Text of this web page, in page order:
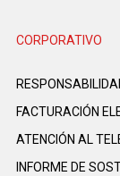
CORPORATIVO
FACTURACIÓN
ATENCIÓN AL
INFORME DE